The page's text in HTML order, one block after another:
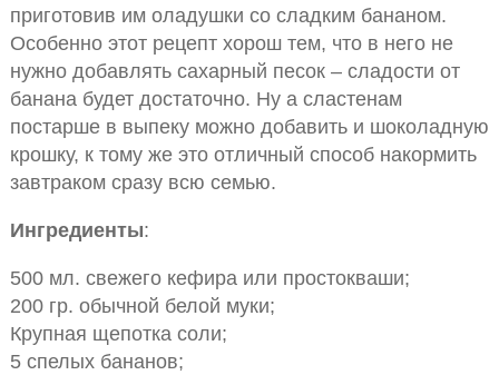
приготовив им оладушки со сладким бананом.
Особенно этот рецепт хорош тем, что в него не
нужно добавлять сахарный песок – сладости от
банана будет достаточно. Ну а сластенам
постарше в выпеку можно добавить и шоколадную
крошку, к тому же это отличный способ накормить
завтраком сразу всю семью.
Ингредиенты:
500 мл. свежего кефира или простокваши;
200 гр. обычной белой муки;
Крупная щепотка соли;
5 спелых бананов;